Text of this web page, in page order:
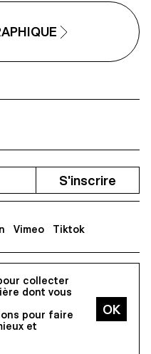
collecter
dont vous
pour faire
et
S'inscrire
Vimeo Tiktok